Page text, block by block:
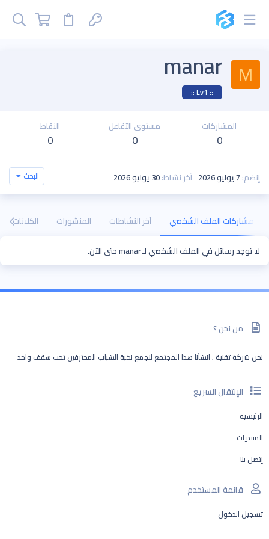
M
manar
:: Lv1 ::
المشاركات
0
مستوى التفاعل
0
النقاط
0
إنضم 7 يوليو 2026 آخر نشاط 30 يوليو 2026 البحث
مشاركات الملف الشخصي آخر النشاطات المنشورات الكلانات
لا توجد رسائل في الملف الشخصي لـ manar حتى الآن.
من نحن ؟
نحن شركة تقنية , انشأنا هذا المجتمع لنجمع نخبة الشباب المحترفين تحت سقف واحد
الإنتقال السريع
الرئيسية
المنتديات
إتصل بنا
قائمة المستخدم
تسجيل الدخول